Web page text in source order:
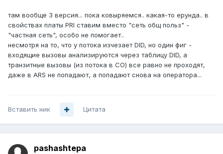
там вообще 3 версия... пока ковыряемся.. какая-то ерунда.. в
свойствах платы PRI ставим вместо "сеть общ польз" -
"частная сеть", особо не помогает..
несмотря на то, что у потока изчезает DID, но один фиг -
входящие вызовы анализируются через таблицу DID, а
транзитные вызовы (из потока в СО) все равно не проходят,
даже в ARS не попадают, а попадают снова на оператора...
Вставить ник Цитата
pashashtepa